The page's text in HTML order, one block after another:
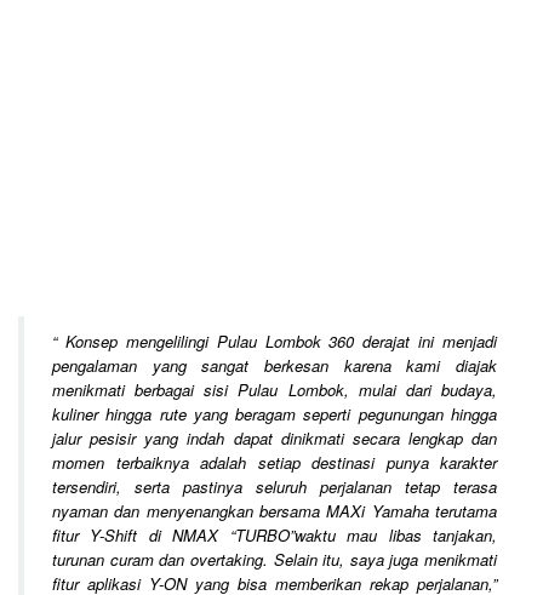
“Konsep mengelilingi Pulau Lombok 360 derajat ini menjadi
pengalaman yang sangat berkesan karena kami diajak
menikmati berbagai sisi Pulau Lombok, mulai dari budaya,
kuliner hingga rute yang beragam seperti pegunungan hingga
jalur pesisir yang indah dapat dinikmati secara lengkap dan
momen terbaiknya adalah setiap destinasi punya karakter
tersendiri, serta pastinya seluruh perjalanan tetap terasa
nyaman dan menyenangkan bersama MAXi Yamaha terutama
fitur Y-Shift di NMAX “TURBO”waktu mau libas tanjakan,
turunan curam dan overtaking. Selain itu, saya juga menikmati
fitur aplikasi Y-ON yang bisa memberikan rekap perjalanan,”